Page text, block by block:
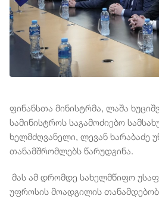
ფინანსთა მინისტრმა, ლაშა
სამინისტროს საგამოძიებო
ხელმძღვანელი, ლევან ხარაბაძე
თანამშრომლებს წარუდგინა.
მას ამ დრომდე სახელმწიფო
უფროსის მოადგილის